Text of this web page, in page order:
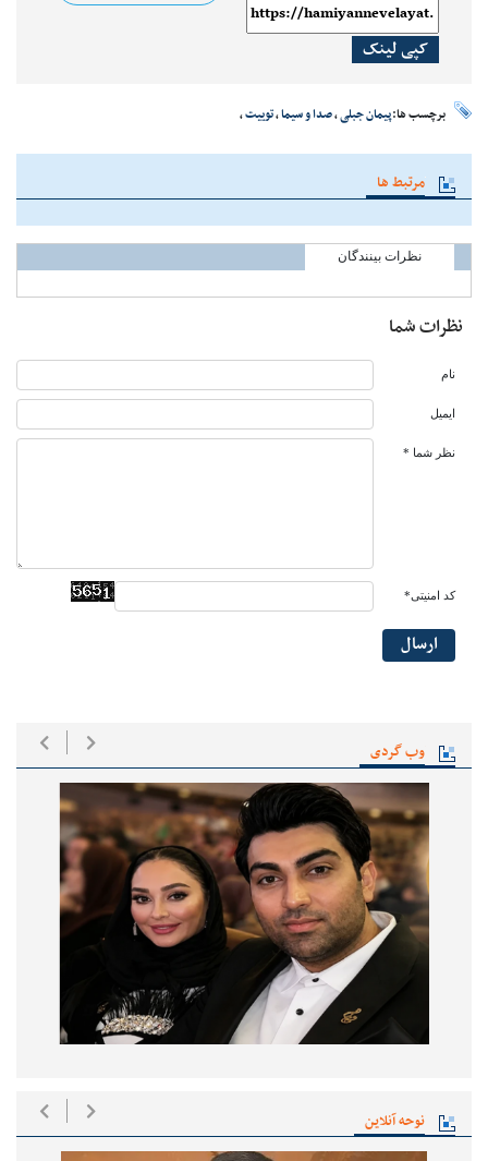
وب گردی
نوحه آنلاین
کپی لینک
برچسب ها:پیمان جبلی،صدا و سیما،توییت،
مرتبط ها
نظرات بینندگان
نظرات شما
نام
ایمیل
نظر شما *
کد امنیتی*
ارسال